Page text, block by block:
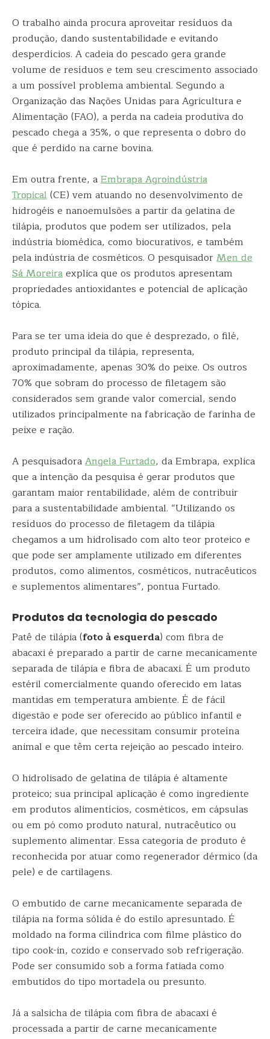
O trabalho ainda procura aproveitar resíduos da
produção, dando sustentabilidade e evitando
desperdícios. A cadeia do pescado gera grande
volume de resíduos e tem seu crescimento associado
a um possível problema ambiental. Segundo a
Organização das Nações Unidas para Agricultura e
Alimentação (FAO), a perda na cadeia produtiva do
pescado chega a 35%, o que representa o dobro do
que é perdido na carne bovina.
Em outra frente, aEmbrapa Agroindústria
Tropical(CE) vem atuando no desenvolvimento de
hidrogéis e nanoemulsões a partir da gelatina de
tilápia, produtos que podem ser utilizados, pela
indústria biomédica, como biocurativos, e também
pela indústria de cosméticos. O pesquisadorMen de
Sá Moreiraexplica que os produtos apresentam
propriedades antioxidantes e potencial de aplicação
tópica.
Para se ter uma ideia do que é desprezado, o filé,
produto principal da tilápia, representa,
aproximadamente, apenas 30% do peixe. Os outros
70% que sobram do processo de filetagem são
considerados sem grande valor comercial, sendo
utilizados principalmente na fabricação de farinha de
peixe e ração.
A pesquisadoraAngela Furtado, da Embrapa, explica
que a intenção da pesquisa é gerar produtos que
garantam maior rentabilidade, além de contribuir
para a sustentabilidade ambiental. “Utilizando os
resíduos do processo de filetagem da tilápia
chegamos a um hidrolisado com alto teor proteico e
que pode ser amplamente utilizado em diferentes
produtos, como alimentos, cosméticos, nutracêuticos
e suplementos alimentares”, pontua Furtado.
Produtos da tecnologia do pescado
Patê de tilápia (foto à esquerda) com fibra de
abacaxi é preparado a partir de carne mecanicamente
separada de tilápia e fibra de abacaxi. É um produto
estéril comercialmente quando oferecido em latas
mantidas em temperatura ambiente. É de fácil
digestão e pode ser oferecido ao público infantil e
terceira idade, que necessitam consumir proteína
animal e que têm certa rejeição ao pescado inteiro.
O hidrolisado de gelatina de tilápia é altamente
proteico; sua principal aplicação é como ingrediente
em produtos alimentícios, cosméticos, em cápsulas
ou em pó como produto natural, nutracêutico ou
suplemento alimentar. Essa categoria de produto é
reconhecida por atuar como regenerador dérmico (da
pele) e de cartilagens.
O embutido de carne mecanicamente separada de
tilápia na forma sólida é do estilo apresuntado. É
moldado na forma cilíndrica com filme plástico do
tipo cook-in, cozido e conservado sob refrigeração.
Pode ser consumido sob a forma fatiada como
embutidos do tipo mortadela ou presunto.
Já a salsicha de tilápia com fibra de abacaxi é
processada a partir de carne mecanicamente